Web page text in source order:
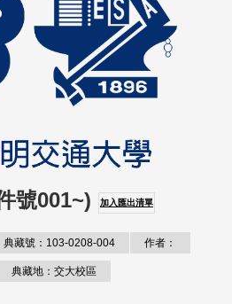
號001~) 加入匯出清單
典藏號：103-0208-004 作者：
典藏地：交大校區